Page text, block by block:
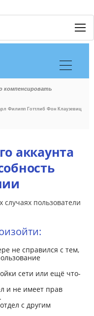
компенсировать
Филипп Готтлиб Фон Клаузевиц
аккаунта
случаях пользователи
не справился с тем,
сети или ещё что-
и не имеет прав
с другим